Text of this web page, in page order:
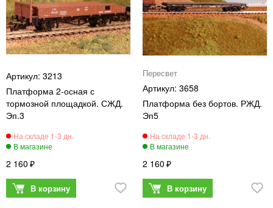
3213
Платформа 2-осная с
тормозной площадкой. СЖД.
Эп.3
2 160
Пересвет
3658
Платформа без бортов. РЖД.
Эп5
2 160